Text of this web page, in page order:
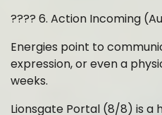
???? 6. Action Incoming
Energies point to
expression, or even a
weeks.
Lionsgate Portal (8/8) is a